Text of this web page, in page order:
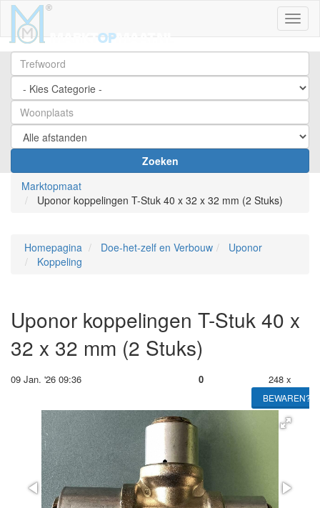
Zoeken
Marktopmaat
Uponor koppelingen T-Stuk 40 x 32 x 32 mm (2 Stuks)
Homepagina Doe-het-zelf en Verbouw
Uponor
Koppeling
Uponor koppelingen T-Stuk 40 x
32 x 32 mm (2 Stuks)
09 Jan. '26 09:36 0 248 x
BEWAREN?